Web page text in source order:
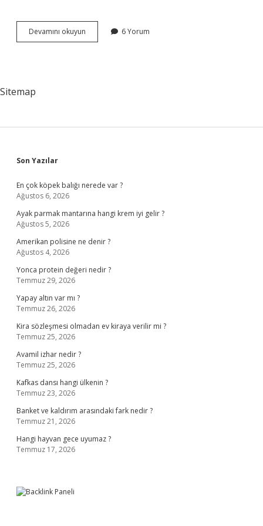
Devamını okuyun Bayındır
Olmak
6 Yorum
Sitemap
Sidebar
Son Yazılar
En çok köpek balığı nerede var ?
Ağustos 6, 2026
Ayak parmak mantarına hangi krem iyi gelir ?
Ağustos 5, 2026
Amerikan polisine ne denir ?
Ağustos 4, 2026
Yonca protein değeri nedir ?
Temmuz 29, 2026
Yapay altın var mı ?
Temmuz 26, 2026
Kira sözleşmesi olmadan ev kiraya verilir mi ?
Temmuz 25, 2026
Avamil izhar nedir ?
Temmuz 25, 2026
Kafkas dansı hangi ülkenin ?
Temmuz 23, 2026
Banket ve kaldırım arasındaki fark nedir ?
Temmuz 21, 2026
Hangi hayvan gece uyumaz ?
Temmuz 17, 2026